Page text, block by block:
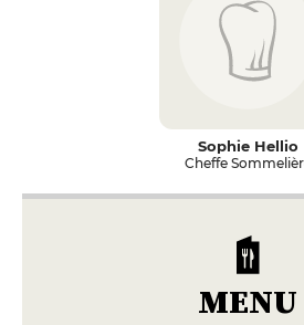
Sophie Hellio
Cheffe
MENU